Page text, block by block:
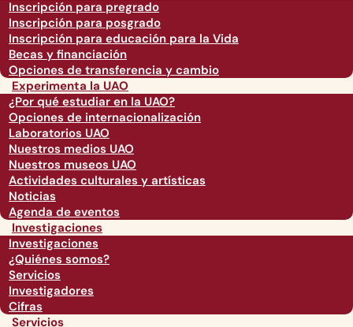
Inscripción para pregrado
Inscripción para posgrado
Inscripción para educación para la Vida
Becas y financiación
Opciones de transferencia y cambio
Experimenta la UAO
¿Por qué estudiar en la UAO?
Opciones de internacionalización
Laboratorios UAO
Nuestros medios UAO
Nuestros museos UAO
Actividades culturales y artísticas
Noticias
Agenda de eventos
Investigaciones
Investigaciones
¿Quiénes somos?
Servicios
Investigadores
Cifras
Servicios